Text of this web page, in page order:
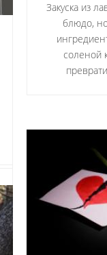
Закуска из
блюдо,
соленой